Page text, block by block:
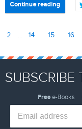
Continue reading
2 … 14 15 16
SUBSCRIBE
Freee-Books